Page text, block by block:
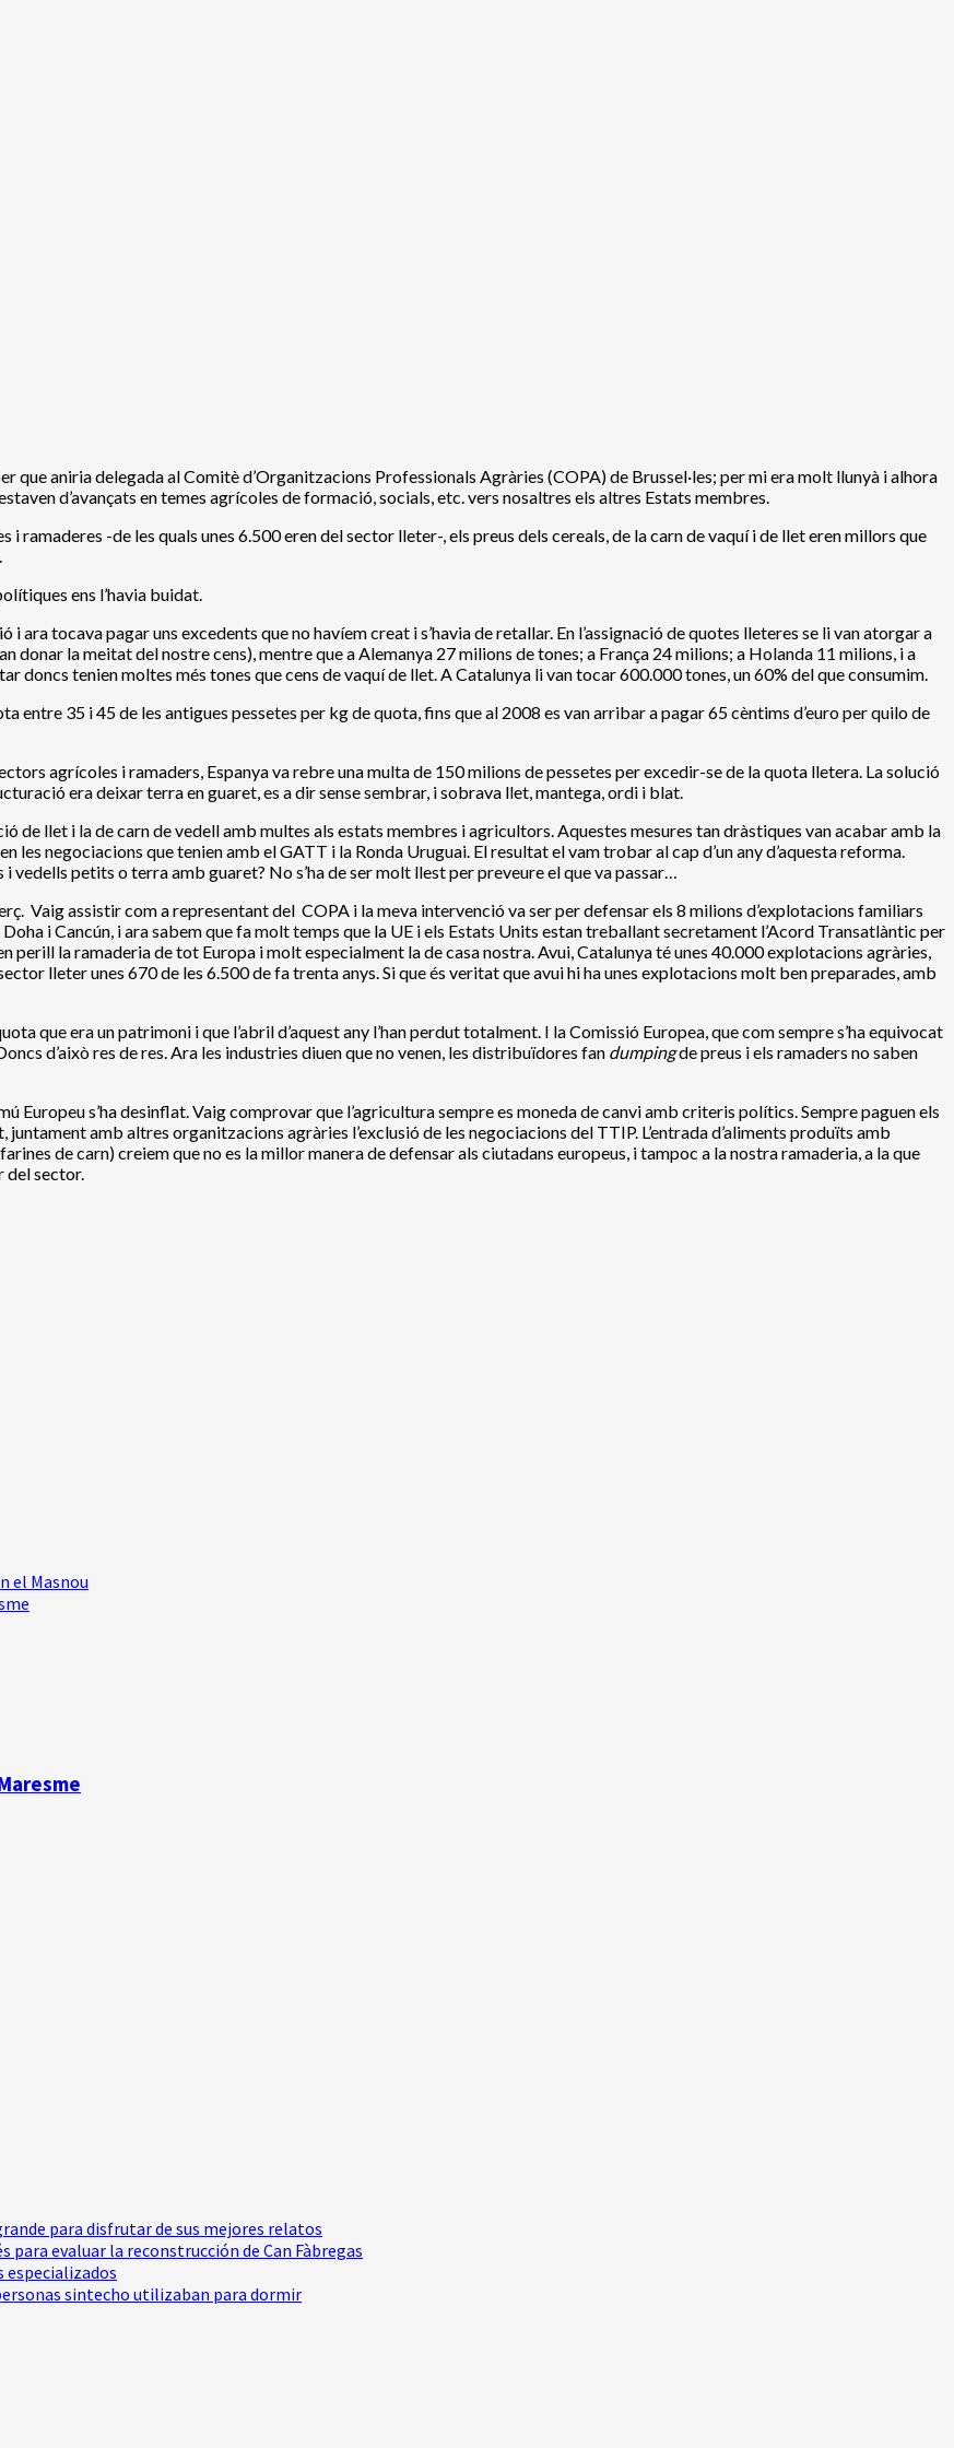
que aniria delegada al Comitè d’Organitzacions Professionals Agràries (COPA) de Brussel·les; per mi era molt llunyà i alhora
d’avançats en temes agrícoles de formació, socials, etc. vers nosaltres els altres Estats membres.
ramaderes -de les quals unes 6.500 eren del sector lleter-, els preus dels cereals, de la carn de vaquí i de llet eren millors que
ens l’havia buidat.
tocava pagar uns excedents que no havíem creat i s’havia de retallar. En l’assignació de quotes lleteres se li van atorgar a
donar la meitat del nostre cens), mentre que a Alemanya 27 milions de tones; a França 24 milions; a Holanda 11 milions, i a
doncs tenien moltes més tones que cens de vaquí de llet. A Catalunya li van tocar 600.000 tones, un 60% del que consumim.
entre 35 i 45 de les antigues pessetes per kg de quota, fins que al 2008 es van arribar a pagar 65 cèntims d’euro per quilo de
agrícoles i ramaders, Espanya va rebre una multa de 150 milions de pessetes per excedir-se de la quota lletera. La solució
era deixar terra en guaret, es a dir sense sembrar, i sobrava llet, mantega, ordi i blat.
de llet i la de carn de vedell amb multes als estats membres i agricultors. Aquestes mesures tan dràstiques van acabar amb la
les negociacions que tenien amb el GATT i la Ronda Uruguai. El resultat el vam trobar al cap d’un any d’aquesta reforma.
petits o terra amb guaret? No s’ha de ser molt llest per preveure el que va passar…
Vaig assistir com a representant del COPA i la meva intervenció va ser per defensar els 8 milions d’explotacions familiars
i Cancún, i ara sabem que fa molt temps que la UE i els Estats Units estan treballant secretament l’Acord Transatlàntic per
perill la ramaderia de tot Europa i molt especialment la de casa nostra. Avui, Catalunya té unes 40.000 explotacions agràries,
lleter unes 670 de les 6.500 de fa trenta anys. Si que és veritat que avui hi ha unes explotacions molt ben preparades, amb
que era un patrimoni i que l’abril d’aquest any l’han perdut totalment. I la Comissió Europea, que com sempre s’ha equivocat
d’això res de res. Ara les industries diuen que no venen, les distribuïdores fan dumpingde preus i els ramaders no saben
Europeu s’ha desinflat. Vaig comprovar que l’agricultura sempre es moneda de canvi amb criteris polítics. Sempre paguen els
amb altres organitzacions agràries l’exclusió de les negociacions del TTIP. L’entrada d’aliments produïts amb
de carn) creiem que no es la millor manera de defensar als ciutadans europeus, i tampoc a la nostra ramaderia, a la que
del sector.
el Masnou
para disfrutar de sus mejores relatos
evaluar la reconstrucción de Can Fàbregas
especializados
sintecho utilizaban para dormir